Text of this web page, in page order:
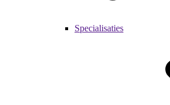
Specialisaties